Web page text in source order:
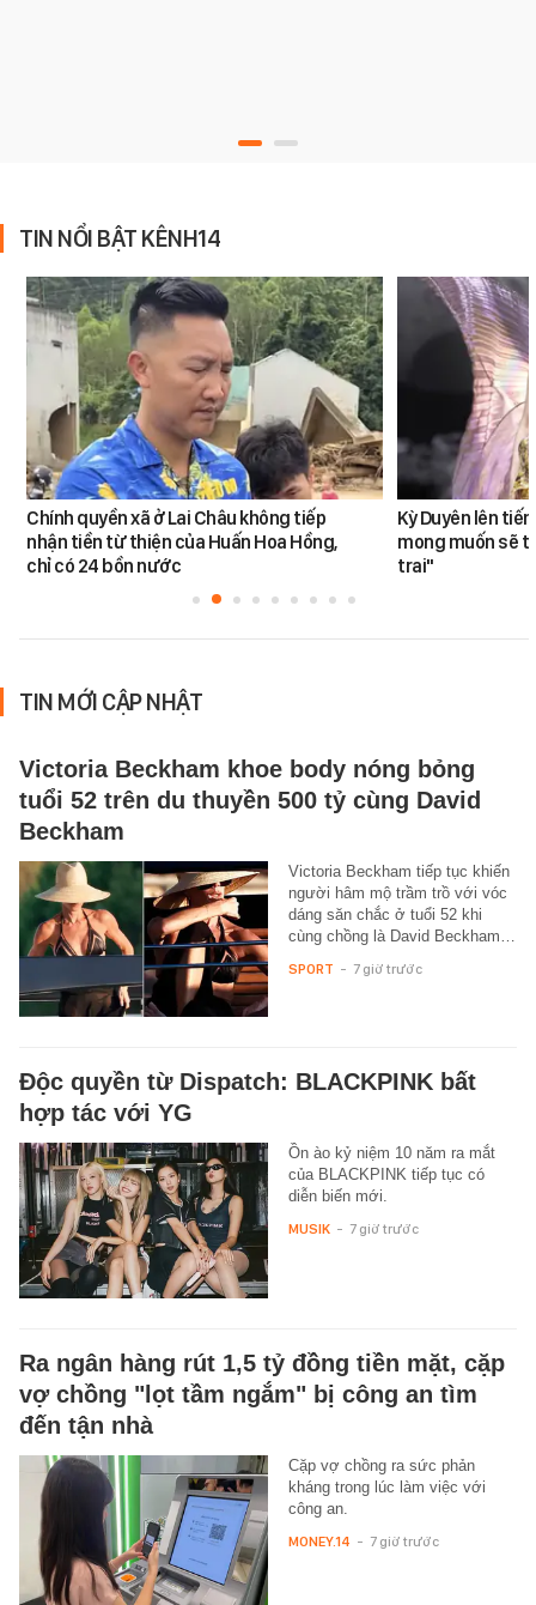
TIN NỔI BẬT KÊNH14
Chính quyền xã ở Lai Châu không tiếp
nhận tiền từ thiện của Huấn Hoa Hồng,
chỉ có 24 bồn nước
Kỳ Duyên lên
mong muốn sẽ
trai"
TIN MỚI CẬP NHẬT
Victoria Beckham khoe body nóng bỏng
tuổi 52 trên du thuyền 500 tỷ cùng David
Beckham
Victoria Beckham tiếp tục khiến
người hâm mộ trầm trồ với vóc
dáng săn chắc ở tuổi 52 khi
cùng chồng là David Beckham…
SPORT - 7 giờ trước
Độc quyền từ Dispatch: BLACKPINK bất
hợp tác với YG
Ồn ào kỷ niệm 10 năm ra mắt
của BLACKPINK tiếp tục có
diễn biến mới.
MUSIK - 7 giờ trước
Ra ngân hàng rút 1,5 tỷ đồng tiền mặt, cặp
vợ chồng "lọt tầm ngắm" bị công an tìm
đến tận nhà
Cặp vợ chồng ra sức phản
kháng trong lúc làm việc với
công an.
MONEY.14 - 7 giờ trước